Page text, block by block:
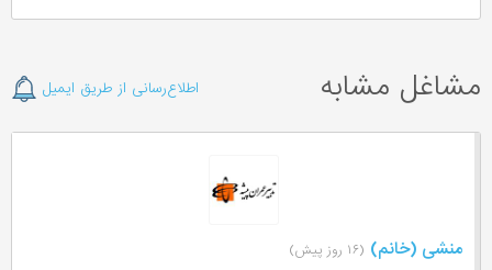
مشاغل مشابه اطلاع‌رسانی از طریق ایمیل
منشی (خانم) (۱۶ روز پیش)